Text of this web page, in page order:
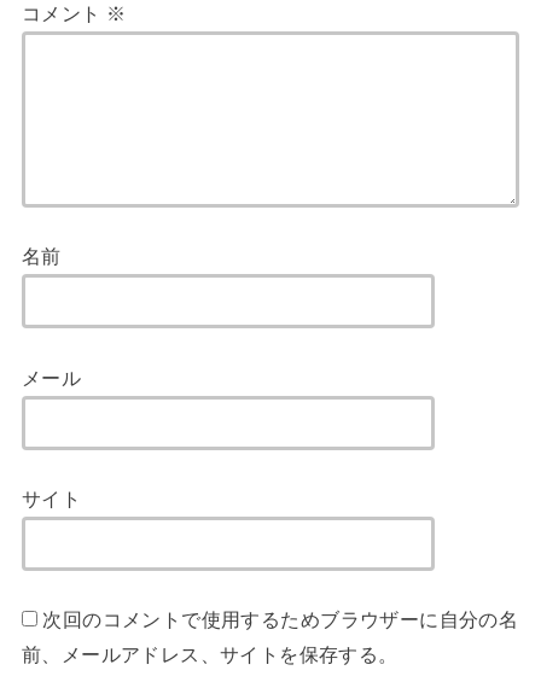
コメント ※
名前
メール
サイト
次回のコメントで使用するためブラウザーに自分の名
前、メールアドレス、サイトを保存する。